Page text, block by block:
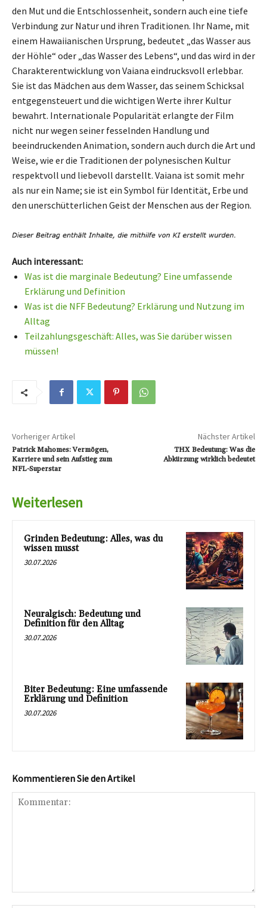
den Mut und die Entschlossenheit, sondern auch eine tiefe
Verbindung zur Natur und ihren Traditionen. Ihr Name, mit
einem Hawaiianischen Ursprung, bedeutet „das Wasser aus
der Höhle“ oder „das Wasser des Lebens“, und das wird in der
Charakterentwicklung von Vaiana eindrucksvoll erlebbar.
Sie ist das Mädchen aus dem Wasser, das seinem Schicksal
entgegensteuert und die wichtigen Werte ihrer Kultur
bewahrt. Internationale Popularität erlangte der Film
nicht nur wegen seiner fesselnden Handlung und
beeindruckenden Animation, sondern auch durch die Art und
Weise, wie er die Traditionen der polynesischen Kultur
respektvoll und liebevoll darstellt. Vaiana ist somit mehr
als nur ein Name; sie ist ein Symbol für Identität, Erbe und
den unerschütterlichen Geist der Menschen aus der Region.
Auch interessant:
Was ist die marginale Bedeutung? Eine umfassende
Erklärung und Definition
Was ist die NFF Bedeutung? Erklärung und Nutzung im
Alltag
Teilzahlungsgeschäft: Alles, was Sie darüber wissen
müssen!
Vorheriger Artikel
Patrick Mahomes: Vermögen,
Karriere und sein Aufstieg zum
NFL-Superstar
Nächster Artikel
THX Bedeutung: Was die
Abkürzung wirklich bedeutet
Weiterlesen
Grinden Bedeutung: Alles, was du
wissen musst
30.07.2026
Neuralgisch: Bedeutung und
Definition für den Alltag
30.07.2026
Biter Bedeutung: Eine umfassende
Erklärung und Definition
30.07.2026
Kommentieren Sie den Artikel